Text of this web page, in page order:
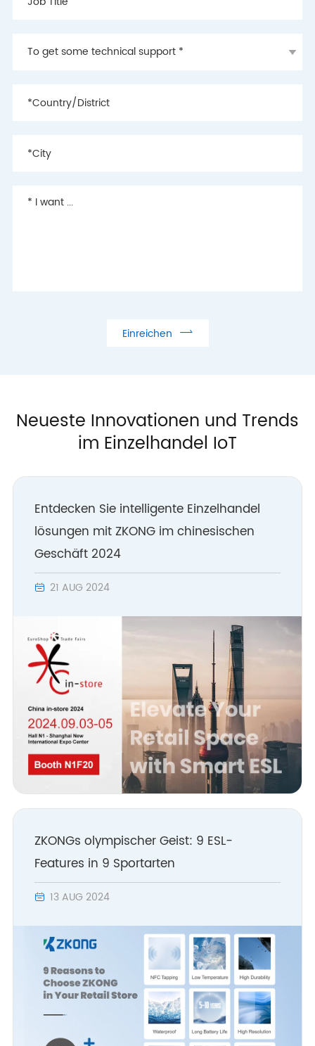
Einreichen 
Neueste Innovationen und Trends
im Einzelhandel IoT
Entdecken Sie intelligente Einzelhandel
lösungen mit ZKONG im chinesischen
Geschäft 2024
 21 AUG 2024
ZKONGs olympischer Geist: 9 ESL-
Features in 9 Sportarten
 13 AUG 2024